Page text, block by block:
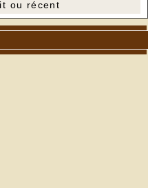
ou récent